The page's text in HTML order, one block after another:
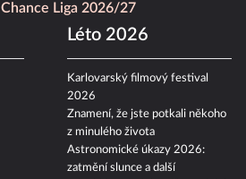
Chance Liga 2026/27
Léto 2026
Karlovarský filmový festival
2026
Znamení, že jste potkali někoho
z minulého života
Astronomické úkazy 2026:
zatmění slunce a další